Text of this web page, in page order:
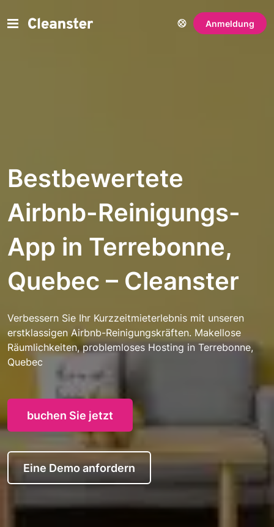
Anmeldung
Bestbewertete
Airbnb-Reinigungs-
App in Terrebonne,
Quebec – Cleanster
Verbessern Sie Ihr Kurzzeitmieterlebnis mit unseren
erstklassigen Airbnb-Reinigungskräften. Makellose
Räumlichkeiten, problemloses Hosting in Terrebonne,
Quebec
buchen Sie jetzt
Eine Demo anfordern